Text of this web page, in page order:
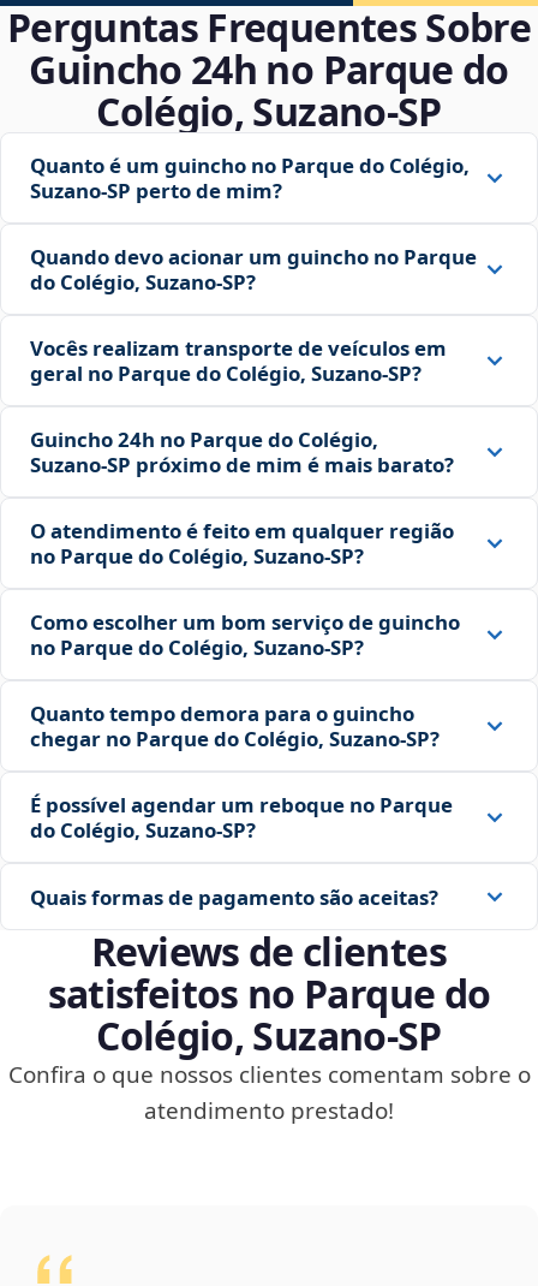
Perguntas Frequentes Sobre
Guincho 24h no Parque do
Colégio, Suzano‑SP
Quanto é um guincho no Parque do Colégio,
Suzano‑SP perto de mim?
Quando devo acionar um guincho no Parque
do Colégio, Suzano‑SP?
Vocês realizam transporte de veículos em
geral no Parque do Colégio, Suzano‑SP?
Guincho 24h no Parque do Colégio,
Suzano‑SP próximo de mim é mais barato?
O atendimento é feito em qualquer região
no Parque do Colégio, Suzano‑SP?
Como escolher um bom serviço de guincho
no Parque do Colégio, Suzano‑SP?
Quanto tempo demora para o guincho
chegar no Parque do Colégio, Suzano‑SP?
É possível agendar um reboque no Parque
do Colégio, Suzano‑SP?
Quais formas de pagamento são aceitas?
Reviews de clientes
satisfeitos no Parque do
Colégio, Suzano‑SP
Confira o que nossos clientes comentam sobre o
atendimento prestado!